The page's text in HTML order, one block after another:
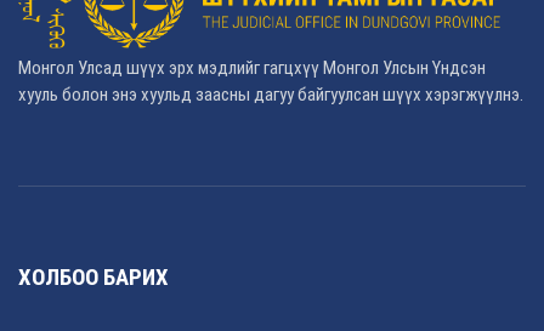
Монгол Улсад шүүх эрх мэдлийг гагцхүү Монгол Улсын Үндсэн
хууль болон энэ хуульд заасны дагуу байгуулсан шүүх хэрэгжүүлнэ.
ХОЛБОО БАРИХ